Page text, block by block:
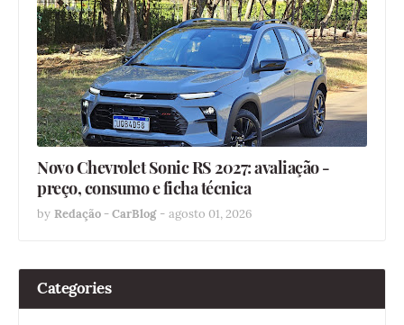
Novo Chevrolet Sonic RS 2027: avaliação -
preço, consumo e ficha técnica
by Redação - CarBlog - agosto 01, 2026
Categories